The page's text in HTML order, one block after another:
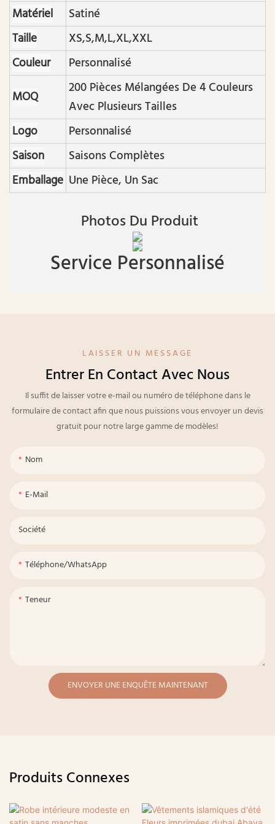
Matériel
Satiné
Taille
XS,S,M,L,XL,XXL
Couleur
Personnalisé
MOQ
200 Pièces Mélangées De 4 Couleurs
Avec Plusieurs Tailles
Logo
Personnalisé
Saison
Saisons Complètes
Emballage Une Pièce, Un Sac
Photos Du Produit
Service Personnalisé
LAISSER UN MESSAGE
Entrer En Contact Avec Nous
Il suffit de laisser votre e-mail ou numéro de téléphone dans le
formulaire de contact afin que nous puissions vous envoyer un devis
gratuit pour notre large gamme de modèles!
Nom
E-Mail
Société
Téléphone/WhatsApp
Teneur
ENVOYER UNE ENQUÊTE MAINTENANT
Produits Connexes